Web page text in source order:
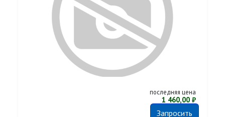
последняя цена
1 460,00 ₽
Запросить